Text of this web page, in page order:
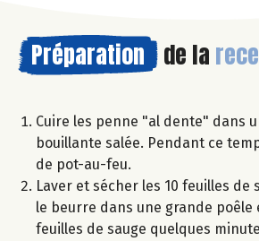
Préparation de la
Cuire les penne "al dente" dans
bouillante salée. Pendant ce
de pot-au-feu.
Laver et sécher les 10 feuilles de
le beurre dans une grande poêle
feuilles de sauge quelques